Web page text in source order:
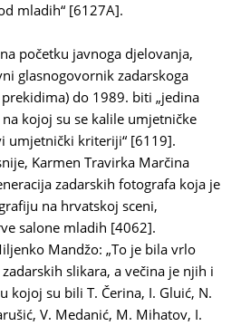
mladih“ [6127A].
početku javnoga djelovanja,
glasnogovornik zadarskoga
do 1989. biti „jedina
kojoj su se kalile umjetničke
umjetnički kriteriji“ [6119].
Karmen Travirka Marčina
zadarskih fotografa koja je
na hrvatskoj sceni,
salone mladih [4062].
Mandžo: „To je bila vrlo
slikara, a večina je njih i
kojoj su bili T. Čerina, I. Gluić, N.
V. Medanić, M. Mihatov, I.